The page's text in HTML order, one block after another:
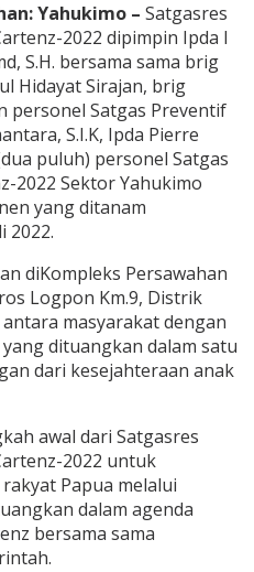
Yahukimo – Satgasres
2022 dipimpin Ipda I
S.H. bersama sama brig
Hidayat Sirajan, brig
personel Satgas Preventif
S.I.K, Ipda Pierre
puluh) personel Satgas
2022 Sektor Yahukimo
yang ditanam
2022.
diKompleks Persawahan
Logpon Km.9, Distrik
masyarakat dengan
dituangkan dalam satu
dari kesejahteraan anak
awal dari Satgasres
2022 untuk
Papua melalui
dalam agenda
bersama sama